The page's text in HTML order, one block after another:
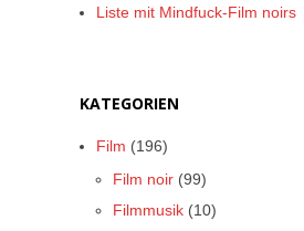
Liste mit Mindfuck-Film noirs
KATEGORIEN
Film (196)
Film noir (99)
Filmmusik (10)